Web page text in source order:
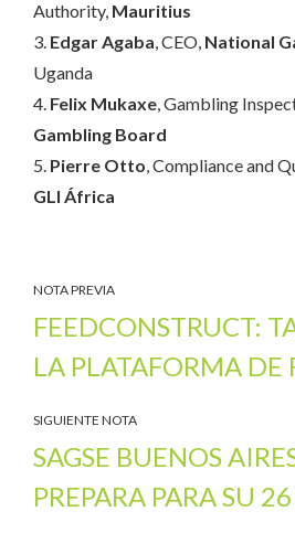
Authority, Mauritius
3. Edgar Agaba , CEO, National
Uganda
4. Felix Mukaxe , Gambling
Gambling Board
5. Pierre Otto , Compliance and
GLI África
NOTA PREVIA
FEEDCONSTRUCT:
LA PLATAFORMA DE
SIGUIENTE NOTA
SAGSE BUENOS
PREPARA PARA SU